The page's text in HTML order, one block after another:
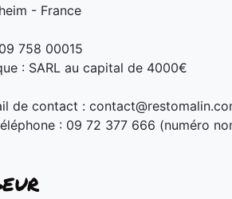
- France
758 00015
: SARL au capital de 4000€
de contact :
: 09 72 377 666 (numéro